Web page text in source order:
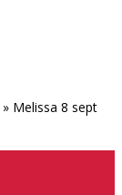
» Melissa 8 sept